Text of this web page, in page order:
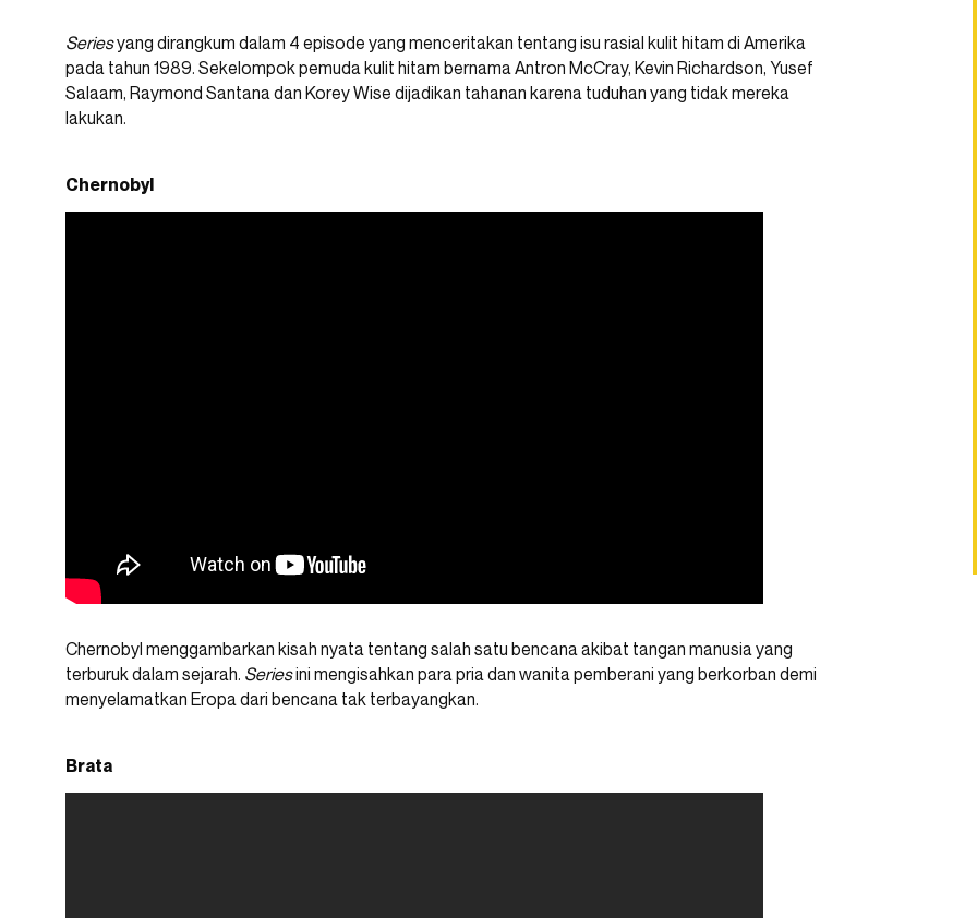
Seriesyang dirangkum dalam 4 episode yang menceritakan tentang isu rasial kulit hitam di Amerika
pada tahun 1989. Sekelompok pemuda kulit hitam bernama Antron McCray, Kevin Richardson, Yusef
Salaam, Raymond Santana dan Korey Wise dijadikan tahanan karena tuduhan yang tidak mereka
lakukan.
Chernobyl
Chernobyl menggambarkan kisah nyata tentang salah satu bencana akibat tangan manusia yang
terburuk dalam sejarah. Seriesini mengisahkan para pria dan wanita pemberani yang berkorban demi
menyelamatkan Eropa dari bencana tak terbayangkan.
Brata